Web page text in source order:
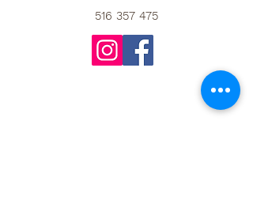
516 357 475